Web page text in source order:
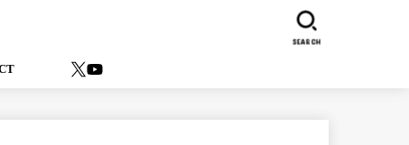
SEARCH